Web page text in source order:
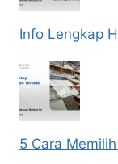
Info Lengkap
5 Cara